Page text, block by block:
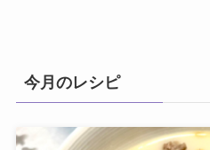
今月のレシピ